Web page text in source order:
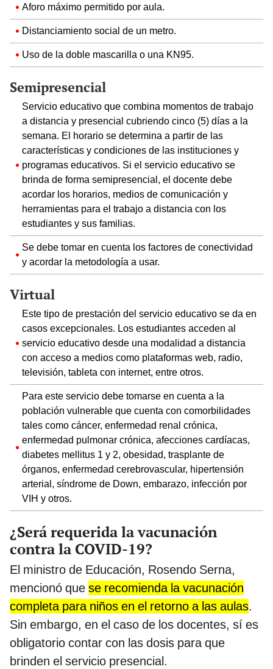
Aforo máximo permitido por aula.
Distanciamiento social de un metro.
Uso de la doble mascarilla o una KN95.
Semipresencial
Servicio educativo que combina momentos de trabajo
a distancia y presencial cubriendo cinco (5) días a la
semana. El horario se determina a partir de las
características y condiciones de las instituciones y
programas educativos. Si el servicio educativo se
brinda de forma semipresencial, el docente debe
acordar los horarios, medios de comunicación y
herramientas para el trabajo a distancia con los
estudiantes y sus familias.
Se debe tomar en cuenta los factores de conectividad
y acordar la metodología a usar.
Virtual
Este tipo de prestación del servicio educativo se da en
casos excepcionales. Los estudiantes acceden al
servicio educativo desde una modalidad a distancia
con acceso a medios como plataformas web, radio,
televisión, tableta con internet, entre otros.
Para este servicio debe tomarse en cuenta a la
población vulnerable que cuenta con comorbilidades
tales como cáncer, enfermedad renal crónica,
enfermedad pulmonar crónica, afecciones cardíacas,
diabetes mellitus 1 y 2, obesidad, trasplante de
órganos, enfermedad cerebrovascular, hipertensión
arterial, síndrome de Down, embarazo, infección por
VIH y otros.
¿Será requerida la vacunación
contra la COVID-19?
El ministro de Educación, Rosendo Serna,
mencionó que se recomienda la vacunación
completa para niños en el retorno a las aulas.
Sin embargo, en el caso de los docentes, sí es
obligatorio contar con las dosis para que
brinden el servicio presencial.